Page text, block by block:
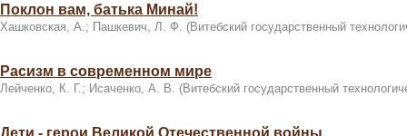
Поклон вам, батька Минай!
Хашковская, А.; Пашкевич, Л. Ф. (Витебский государственный
Расизм в современном мире
Лейченко, К. Г.; Исаченко, А. В. (Витебский государственный
Дети - герои Великой Отечественной войны